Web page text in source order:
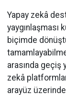
Yapay zekâ
yaygınlaşması
biçimde
arasında geçiş
zekâ
arayüz